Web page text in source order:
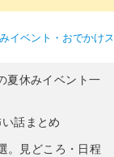
イベント・おでかけ
夏休みイベント一
話まとめ
。見どころ・日程